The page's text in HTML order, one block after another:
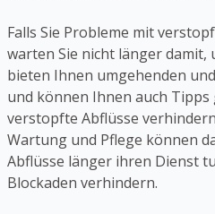
Falls Sie Probleme mit
warten Sie nicht länger
bieten Ihnen umgehenden
und können Ihnen auch
verstopfte Abflüsse
Wartung und Pflege können
Abflüsse länger ihren Dienst
Blockaden verhindern.